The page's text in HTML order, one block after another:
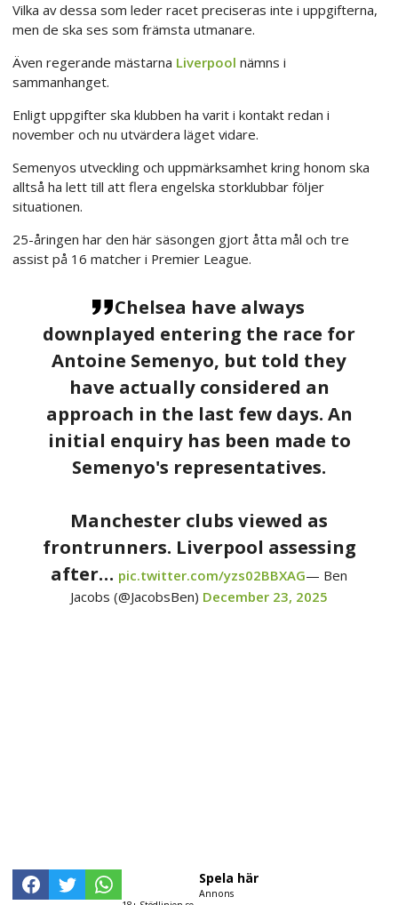
Vilka av dessa som leder racet preciseras inte i uppgifterna,
men de ska ses som främsta utmanare.
Även regerande mästarna Liverpool nämns i
sammanhanget.
Enligt uppgifter ska klubben ha varit i kontakt redan i
november och nu utvärdera läget vidare.
Semenyos utveckling och uppmärksamhet kring honom ska
alltså ha lett till att flera engelska storklubbar följer
situationen.
25-åringen har den här säsongen gjort åtta mål och tre
assist på 16 matcher i Premier League.
Chelsea have always
downplayed entering the race for
Antoine Semenyo, but told they
have actually considered an
approach in the last few days. An
initial enquiry has been made to
Semenyo's representatives.
Manchester clubs viewed as
frontrunners. Liverpool assessing
after… pic.twitter.com/yzs02BBXAG— Ben
Jacobs (@JacobsBen) December 23, 2025
Spela här
Annons